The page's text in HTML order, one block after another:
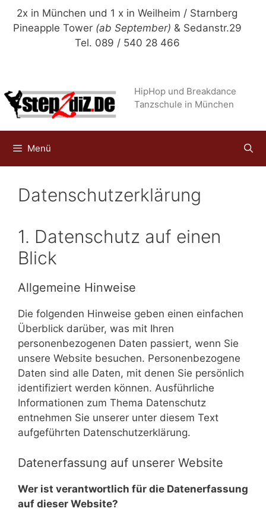
Zum
Inhalt
2x in München und 1 x in Weilheim / Starnberg
Pineapple Tower (ab September) & Sedanstr.29
Tel. 089 / 540 28 466
HipHop und Breakdance
Tanzschule in München
Menü
Datenschutzerklärung
1. Datenschutz auf einen
Blick
Allgemeine Hinweise
Die folgenden Hinweise geben einen einfachen
Überblick darüber, was mit Ihren
personenbezogenen Daten passiert, wenn Sie
unsere Website besuchen. Personenbezogene
Daten sind alle Daten, mit denen Sie persönlich
identifiziert werden können. Ausführliche
Informationen zum Thema Datenschutz
entnehmen Sie unserer unter diesem Text
aufgeführten Datenschutzerklärung.
Datenerfassung auf unserer Website
Wer ist verantwortlich für die Datenerfassung
auf dieser Website?